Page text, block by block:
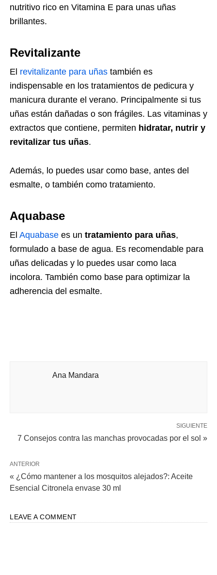
nutritivo rico en Vitamina E para unas uñas
brillantes.
Revitalizante
El revitalizante para uñas también es
indispensable en los tratamientos de pedicura y
manicura durante el verano. Principalmente si tus
uñas están dañadas o son frágiles. Las vitaminas y
extractos que contiene, permiten hidratar, nutrir y
revitalizar tus uñas.
Además, lo puedes usar como base, antes del
esmalte, o también como tratamiento.
Aquabase
El Aquabase es un tratamiento para uñas,
formulado a base de agua. Es recomendable para
uñas delicadas y lo puedes usar como laca
incolora. También como base para optimizar la
adherencia del esmalte.
Ana Mandara
SIGUIENTE
7 Consejos contra las manchas provocadas por el sol »
ANTERIOR
« ¿Cómo mantener a los mosquitos alejados?: Aceite
Esencial Citronela envase 30 ml
LEAVE A COMMENT